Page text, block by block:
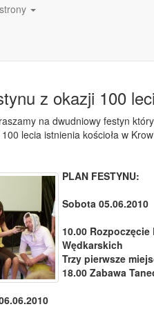
z okazji 100
na dwudniowy festyn
lecia istnienia kościoła w
PLAN FESTYNU:
Sobota 05.06.2010
10.00
Wędkarskich
Trzy pierwsze
18.00 Zabawa